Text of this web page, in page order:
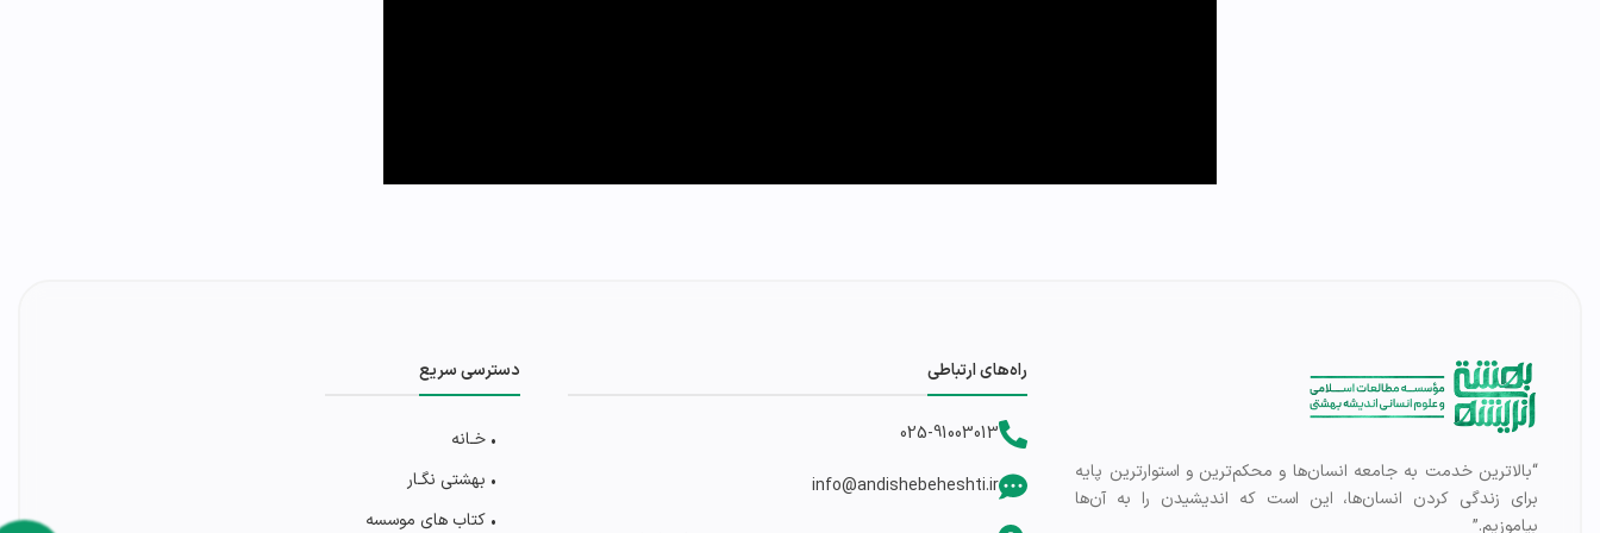
“بالاترین خدمت به جامعه انسان‌ها و محکم‌ترین و استوارترین پایه
برای زندگی کردن انسان‌ها، این است که اندیشیدن را به آن‌ها
بیاموزیم.”
راه‌های ارتباطی
025-91003013
info@andishebeheshti.ir
دسترسی سریع
• خـانه
• بهشتی‌ نگـار
• کتاب های موسسه